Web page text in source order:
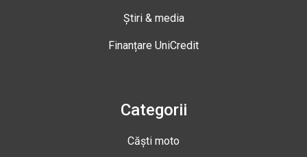
Știri & media
Finanțare UniCredit
Categorii
Căști moto